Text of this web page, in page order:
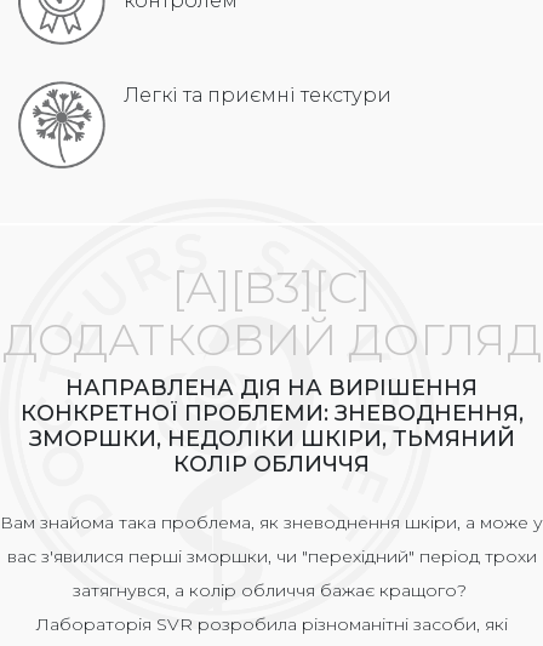
Легкі та приємні текстури
[А][B3][С]
ДОДАТКОВИЙ ДОГЛЯД
НАПРАВЛЕНА ДІЯ НА ВИРІШЕННЯ
КОНКРЕТНОЇ ПРОБЛЕМИ: ЗНЕВОДНЕННЯ,
ЗМОРШКИ, НЕДОЛІКИ ШКІРИ, ТЬМЯНИЙ
КОЛІР ОБЛИЧЧЯ
Вам знайома така проблема, як зневоднення шкіри, а може у
вас з'явилися перші зморшки, чи "перехідний" період трохи
затягнувся, а колір обличчя бажає кращого?
Лабораторія SVR розробила різноманітні засоби, які